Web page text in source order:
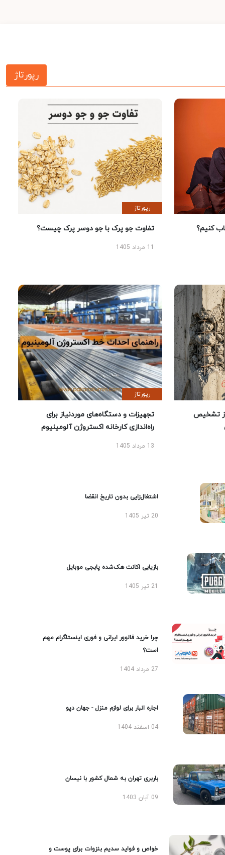
رپورتاژ
کنیم؟
رپورتاژ
تفاوت جو پرک با جو دوسر پرک چیست؟
تشخیص
رپورتاژ
تجهیزات و دستگاه‌های موردنیاز برای
راه‌اندازی کارخانه اکستروژن آلومینیوم
13 مرداد 1405
اشتغال‌زایی بدون تاریخ انقضا
20 تیر 1405
بازیابی اکانت هک‌شده پابجی موبایل
چرا خرید فالوور ایرانی و فوری اینستاگرام مهم
است؟
27 مرداد 1404
اجاره انبار برای لوازم منزل - جهان دپو
04 اسفند 1404
باربری تهران به شمال کشور با نیسان
09 آبان 1403
خواص و فواید سدیم بنزوات برای پوست و